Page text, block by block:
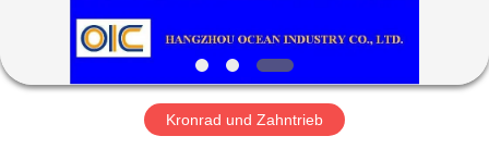
ÜBER
UNS
Kronrad und Zahntrieb